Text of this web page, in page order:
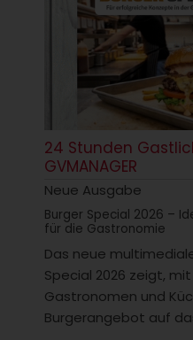
24 Stunden
GVMANAGER
Neue Ausgabe
Burger Special 2026 –
für die Gastronomie
Das neue
Special 2026 zeigt,
Gastronomen und
Burgerangebot auf